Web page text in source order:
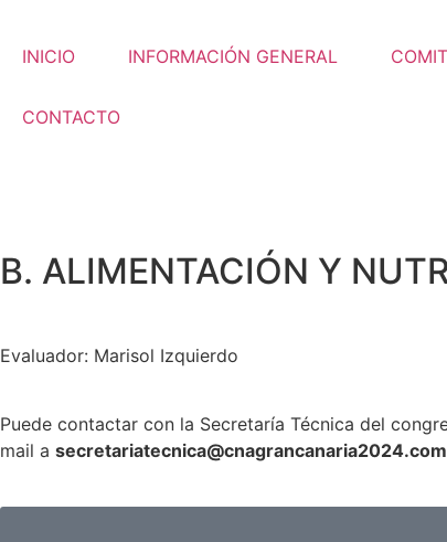
INICIO INFORMACIÓN GENERAL
CONTACTO
B. ALIMENTACIÓN Y
Evaluador: Marisol Izquierdo
Puede contactar con la Secretaría Técnica del
mail a secretariatecnica@cnagrancanaria2024.com